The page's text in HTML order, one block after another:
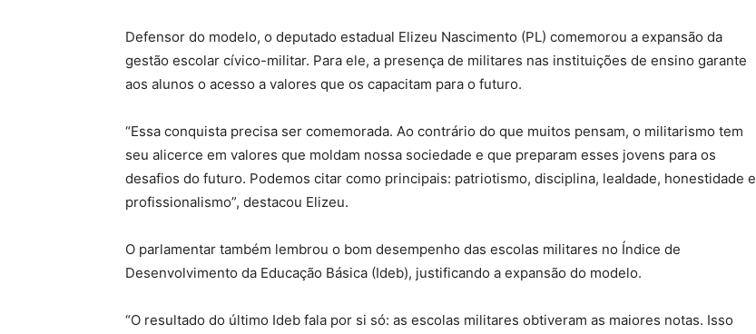
Defensor do modelo, o deputado estadual Elizeu Nascimento (PL) comemorou a expansão da
gestão escolar cívico-militar. Para ele, a presença de militares nas instituições de ensino garante
aos alunos o acesso a valores que os capacitam para o futuro.
“Essa conquista precisa ser comemorada. Ao contrário do que muitos pensam, o militarismo tem
seu alicerce em valores que moldam nossa sociedade e que preparam esses jovens para os
desafios do futuro. Podemos citar como principais: patriotismo, disciplina, lealdade, honestidade e
profissionalismo”, destacou Elizeu.
O parlamentar também lembrou o bom desempenho das escolas militares no Índice de
Desenvolvimento da Educação Básica (Ideb), justificando a expansão do modelo.
“O resultado do último Ideb fala por si só: as escolas militares obtiveram as maiores notas. Isso